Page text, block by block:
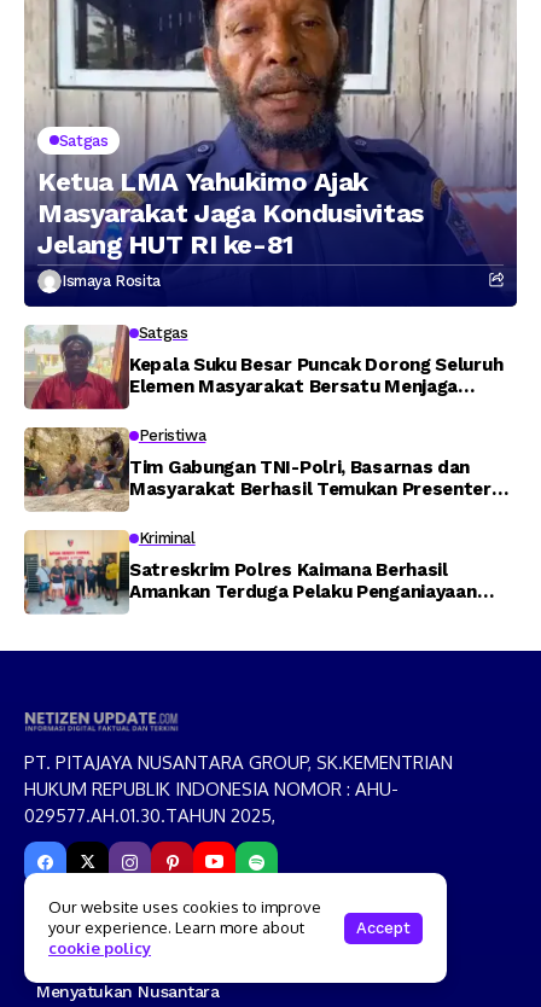
Satgas
Ketua LMA Yahukimo Ajak
Masyarakat Jaga Kondusivitas
Jelang HUT RI ke-81
Ismaya Rosita
Satgas
Kepala Suku Besar Puncak Dorong Seluruh
Elemen Masyarakat Bersatu Menjaga
Peristiwa
Tim Gabungan TNI-Polri, Basarnas dan
Masyarakat Berhasil Temukan Presenter
Memti
Kriminal
Satreskrim Polres Kaimana Berhasil
Amankan Terduga Pelaku Penganiayaan
PT. PITAJAYA NUSANTARA GROUP, SK.KEMENTRIAN
HUKUM REPUBLIK INDONESIA NOMOR : AHU-
029577.AH.01.30.TAHUN 2025,
Moto
Menyatukan Nusantara
Our website uses cookies to improve
your experience. Learn more about
cookie policy
Accept